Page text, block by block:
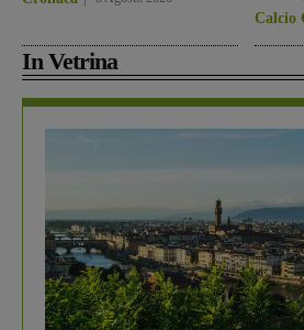
Calcio
In Vetrina